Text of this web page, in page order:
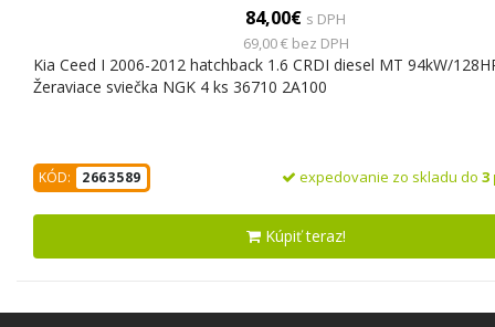
84,00€ s DPH
69,00 € bez DPH
Kia Ceed I 2006-2012 hatchback 1.6 CRDI diesel MT 94kW/
Žeraviace sviečka NGK 4 ks 36710 2A100
KÓD: 2663589 expedovanie zo skladu do 3
Kúpiť teraz!